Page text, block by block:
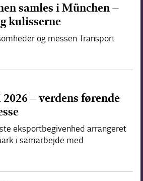
samles i München –
kulisserne
og messen Transport
– verdens førende
eksportbegivenhed arrangeret
i samarbejde med